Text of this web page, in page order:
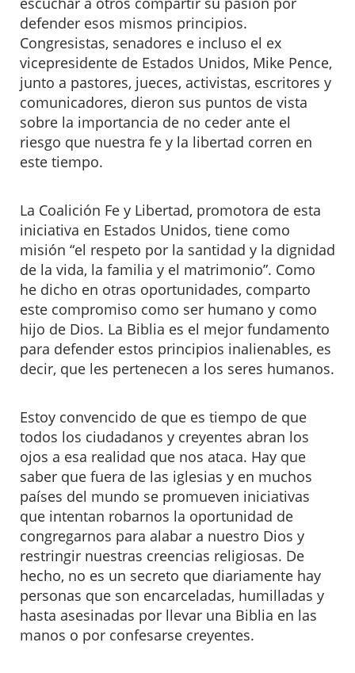
defender esos mismos principios.
Congresistas, senadores e incluso el ex
vicepresidente de Estados Unidos, Mike Pence,
junto a pastores, jueces, activistas, escritores y
comunicadores, dieron sus puntos de vista
sobre la importancia de no ceder ante el
riesgo que nuestra fe y la libertad corren en
este tiempo.
La Coalición Fe y Libertad, promotora de esta
iniciativa en Estados Unidos, tiene como
misión “el respeto por la santidad y la dignidad
de la vida, la familia y el matrimonio”. Como
he dicho en otras oportunidades, comparto
este compromiso como ser humano y como
hijo de Dios. La Biblia es el mejor fundamento
para defender estos principios inalienables, es
decir, que les pertenecen a los seres humanos.
Estoy convencido de que es tiempo de que
todos los ciudadanos y creyentes abran los
ojos a esa realidad que nos ataca. Hay que
saber que fuera de las iglesias y en muchos
países del mundo se promueven iniciativas
que intentan robarnos la oportunidad de
congregarnos para alabar a nuestro Dios y
restringir nuestras creencias religiosas. De
hecho, no es un secreto que diariamente hay
personas que son encarceladas, humilladas y
hasta asesinadas por llevar una Biblia en las
manos o por confesarse creyentes.